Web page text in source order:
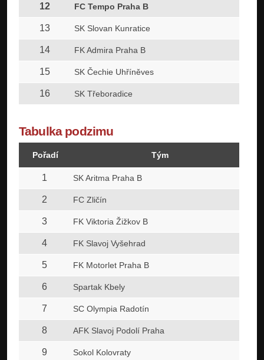
12 FC Tempo Praha B
13 SK Slovan Kunratice
14 FK Admira Praha B
15 SK Čechie Uhříněves
16 SK Třeboradice
Tabulka podzimu
Pořadí Tým
1 SK Aritma Praha B
2 FC Zličín
3 FK Viktoria Žižkov B
4 FK Slavoj Vyšehrad
5 FK Motorlet Praha B
6 Spartak Kbely
7 SC Olympia Radotín
8 AFK Slavoj Podolí Praha
9 Sokol Kolovraty